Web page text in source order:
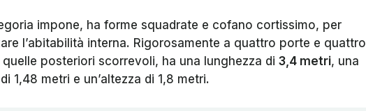
impone, ha forme squadrate e cofano cortissimo, per
l’abitabilità interna. Rigorosamente a quattro porte e quattro
posteriori scorrevoli, ha una lunghezza di 3,4 metri, una
1,48 metri e un’altezza di 1,8 metri.